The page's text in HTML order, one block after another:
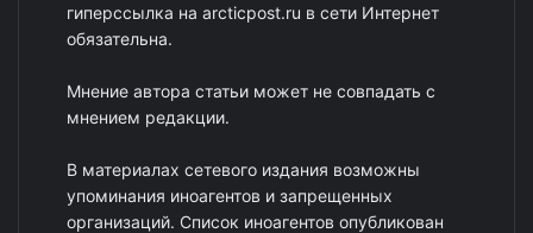
гиперссылка на arcticpost.ru в сети Интернет
обязательна.
Мнение автора статьи может не совпадать с
мнением редакции.
В материалах сетевого издания возможны
упоминания иноагентов и запрещенных
организаций. Список иноагентов опубликован